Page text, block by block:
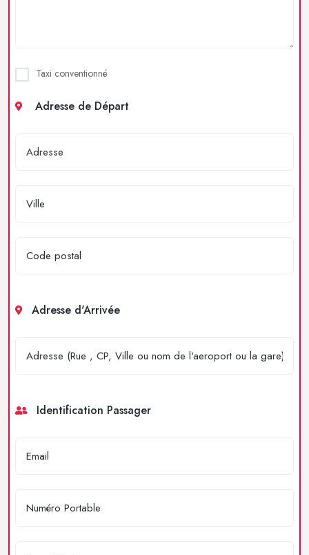
Taxi conventionné
Adresse de Départ
Adresse d'Arrivée
Identification Passager